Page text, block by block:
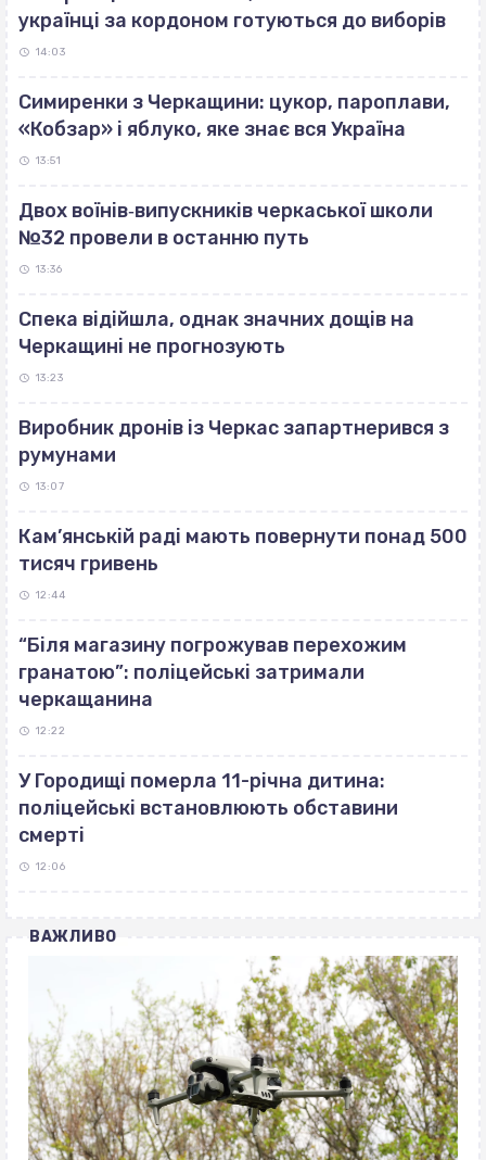
українці за кордоном готуються до виборів
14:03
Симиренки з Черкащини: цукор, пароплави,
«Кобзар» і яблуко, яке знає вся Україна
13:51
Двох воїнів‐випускників черкаської школи
№32 провели в останню путь
13:36
Спека відійшла, однак значних дощів на
Черкащині не прогнозують
13:23
Виробник дронів із Черкас запартнерився з
румунами
13:07
Кам’янській раді мають повернути понад 500
тисяч гривень
12:44
“Біля магазину погрожував перехожим
гранатою”: поліцейські затримали
черкащанина
12:22
У Городищі померла 11-річна дитина:
поліцейські встановлюють обставини
смерті
12:06
ВАЖЛИВО